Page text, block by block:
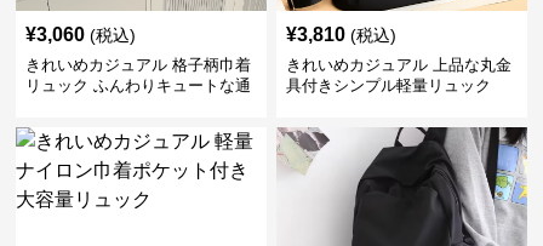
¥3,060 (税込)
きれいめカジュアル 格子柄巾着
リュック ふんわりキュートな通
¥3,810 (税込)
きれいめカジュアル 上品な丸金
具付きシンプル軽量リュック